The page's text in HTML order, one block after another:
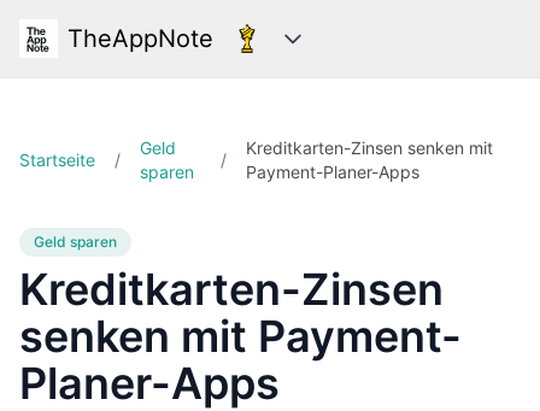
TheAppNote Kategorien
Startseite /
Geld
sparen
/
Kreditkarten-Zinsen senken mit
Payment-Planer-Apps
Geld sparen
Kreditkarten-Zinsen
senken mit Payment-
Planer-Apps